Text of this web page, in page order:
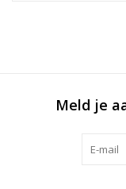
Meld je